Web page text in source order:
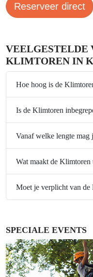
Reserveer direct
VEELGESTELDE
KLIMTOREN IN
Hoe hoog is de
Is de Klimtoren
Vanaf welke lengte mag
Wat maakt de
Moet je verplicht van de
SPECIALE EVENTS